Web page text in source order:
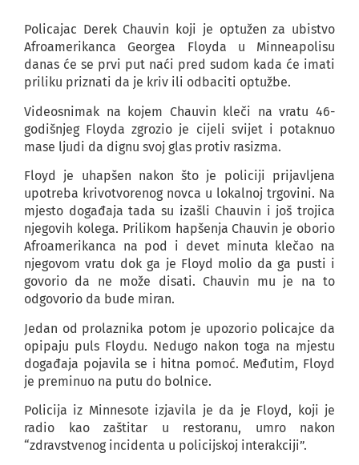
Policajac Derek Chauvin koji je optužen za ubistvo
Afroamerikanca Georgea Floyda u Minneapolisu
danas će se prvi put naći pred sudom kada će imati
priliku priznati da je kriv ili odbaciti optužbe.
Videosnimak na kojem Chauvin kleči na vratu 46-
godišnjeg Floyda zgrozio je cijeli svijet i potaknuo
mase ljudi da dignu svoj glas protiv rasizma.
Floyd je uhapšen nakon što je policiji prijavljena
upotreba krivotvorenog novca u lokalnoj trgovini. Na
mjesto događaja tada su izašli Chauvin i još trojica
njegovih kolega. Prilikom hapšenja Chauvin je oborio
Afroamerikanca na pod i devet minuta klečao na
njegovom vratu dok ga je Floyd molio da ga pusti i
govorio da ne može disati. Chauvin mu je na to
odgovorio da bude miran.
Jedan od prolaznika potom je upozorio policajce da
opipaju puls Floydu. Nedugo nakon toga na mjestu
događaja pojavila se i hitna pomoć. Međutim, Floyd
je preminuo na putu do bolnice.
Policija iz Minnesote izjavila je da je Floyd, koji je
radio kao zaštitar u restoranu, umro nakon
“zdravstvenog incidenta u policijskoj interakciji”.